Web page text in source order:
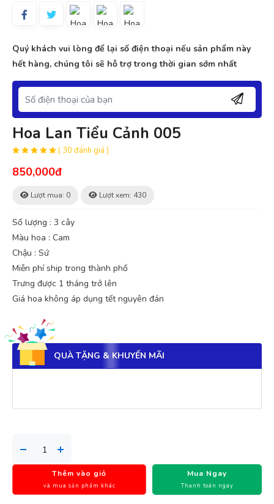
Quý khách vui lòng để lại số điện thoại nếu sản phẩm này
hết hàng, chúng tôi sẽ hỗ trợ trong thời gian sớm nhất
Hoa Lan Tiểu Cảnh 005
( 30 đánh giá )
850,000đ
Lượt mua: 0 Lượt xem: 430
Số lượng : 3 cây
Màu hoa : Cam
Chậu : Sứ
Miễn phí ship trong thành phố
Trưng được 1 tháng trở lên
Giá hoa không áp dụng tết nguyên đán
QUÀ TẶNG & KHUYẾN MÃI
Thêm vào giỏ
và mua sản phẩm khác
Mua Ngay
Thanh toán ngay
hơi bị xịn xò. khách trung thành luôn